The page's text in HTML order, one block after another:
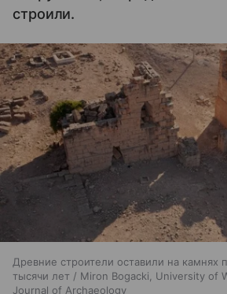
строили.
Древние строители оставили на камнях
тысячи лет / Miron Bogacki, University of
Journal of Archaeology